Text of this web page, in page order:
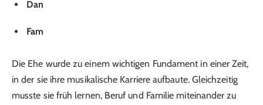
Dan
Fam
Die Ehe wurde zu einem wichtigen Fundament in einer Zeit,
in der sie ihre musikalische Karriere aufbaute. Gleichzeitig
musste sie früh lernen, Beruf und Familie miteinander zu